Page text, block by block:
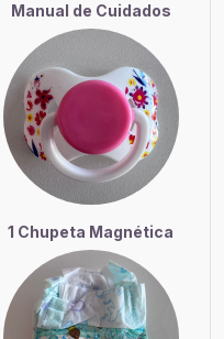
Manual de Cuidados
1 Chupeta Magnética